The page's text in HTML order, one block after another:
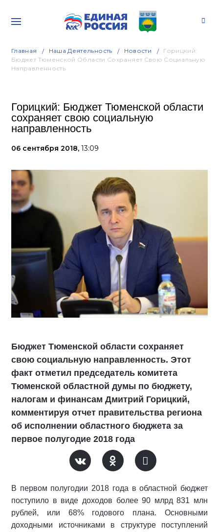
Главная Наша Деятельность Новости
Горицкий:
Бюджет Тюменской Области Сохраняет Свою Социальную
Направленность
Горицкий: Бюджет Тюменской области
сохраняет свою социальную
направленность
06 сентября 2018, 13:09
Бюджет Тюменской области сохраняет
свою социальную направленность. Этот
факт отметил председатель комитета
Тюменской областной думы по бюджету,
налогам и финансам Дмитрий Горицкий,
комментируя отчет правительства региона
об исполнении областного бюджета за
первое полугодие 2018 года
В первом полугодии 2018 года в областной бюджет
поступило в виде доходов более 90 млрд 831 млн
рублей, или 68% годового плана. Основными
доходными источниками в структуре поступлений